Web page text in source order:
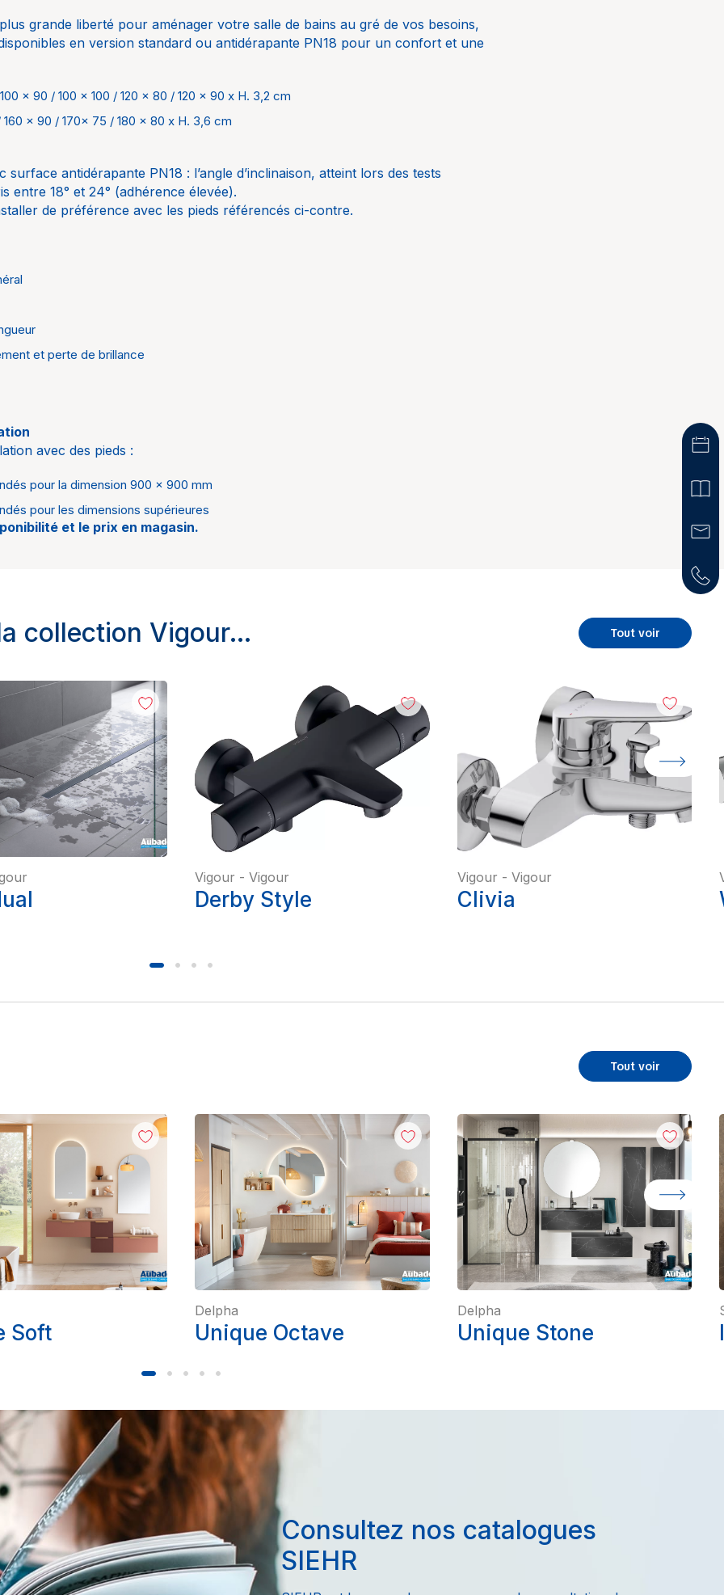
grande liberté pour aménager votre salle de bains au gré de vos besoins,
en version standard ou antidérapante PN18 pour un confort et une
x 90 / 100 x 100 / 120 x 80 / 120 x 90 x H. 3,2 cm
x 90 / 170x 75 / 180 x 80 x H. 3,6 cm
antidérapante PN18 : l’angle d’inclinaison, atteint lors des tests
entre 18° et 24° (adhérence élevée).
de préférence avec les pieds référencés ci-contre.
et perte de brillance
avec des pieds :
pour la dimension 900 x 900 mm
pour les dimensions supérieures
et le prix en magasin.
recommandés pour la
dimension 900 x 900 mm
collection Vigour…
Vigour - Vigour
Derby Style
Vigour - Vigour
Clivia
Tout voir
Soft
Delpha
Unique Octave
Delpha
Unique Stone
Tout voir
Consultez nos catalogues
SIEHR